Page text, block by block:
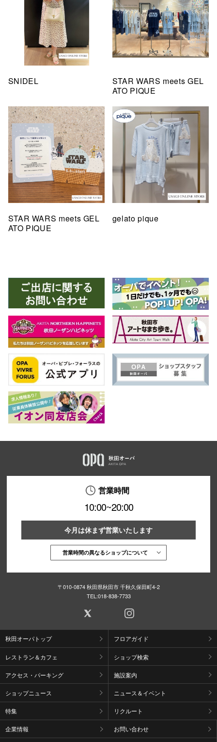
SNIDEL
STAR WARS meets GEL
ATO PIQUE
STAR WARS meets GEL
ATO PIQUE
gelato pique
営業時間
10:00~20:00
今月は休まず営業いたします
営業時間の異なるショップについて
〒010-0874 秋田県秋田市 千秋久保田町4-2
TEL:018-838-7733
秋田オーパトップ フロアガイド
レストラン＆カフェ ショップ検索
アクセス・パーキング 施設案内
ショップニュース ニュース＆イベント
特集 リクルート
企業情報 お問い合わせ